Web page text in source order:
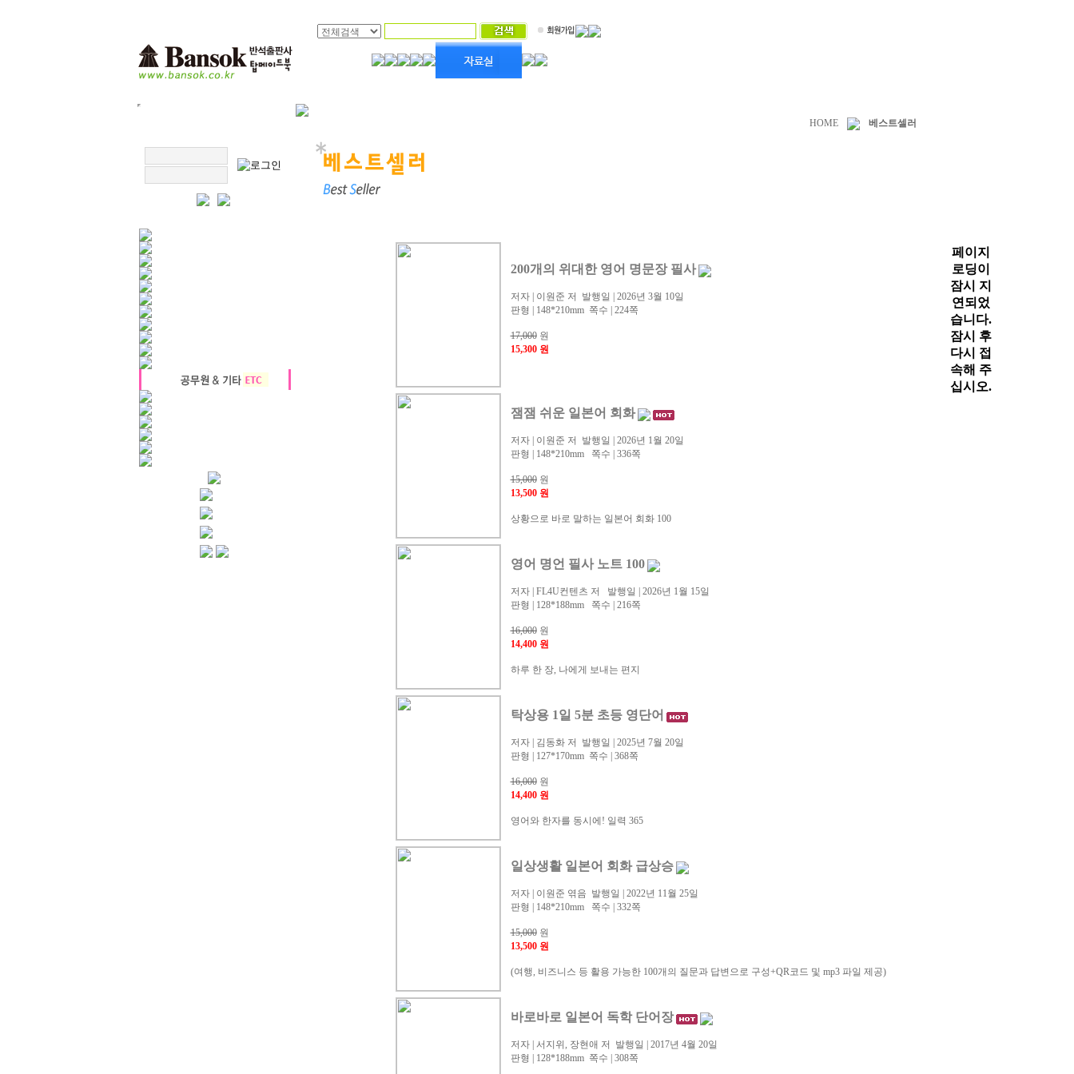
HOME 베스트셀러
200개의 위대한 영어 명문장 필사
저자 | 이원준 저 발행일 | 2026년 3월 10일
판형 | 148*210mm 쪽수 | 224쪽
17,000원
15,300 원
잼잼 쉬운 일본어 회화
저자 | 이원준 저 발행일 | 2026년 1월 20일
판형 | 148*210mm 쪽수 | 336쪽
15,000원
13,500 원
상황으로 바로 말하는 일본어 회화 100
영어 명언 필사 노트 100
저자 | FL4U컨텐츠 저 발행일 | 2026년 1월 15일
판형 | 128*188mm 쪽수 | 216쪽
16,000원
14,400 원
하루 한 장, 나에게 보내는 편지
탁상용 1일 5분 초등 영단어
저자 | 김동화 저 발행일 | 2025년 7월 20일
판형 | 127*170mm 쪽수 | 368쪽
16,000원
14,400 원
영어와 한자를 동시에! 일력 365
일상생활 일본어 회화 급상승
저자 | 이원준 엮음 발행일 | 2022년 11월 25일
판형 | 148*210mm 쪽수 | 332쪽
15,000원
13,500 원
(여행, 비즈니스 등 활용 가능한 100개의 질문과 답변으로 구성+QR코드 및 mp3 파일 제공)
바로바로 일본어 독학 단어장
저자 | 서지위, 장현애 저 발행일 | 2017년 4월 20일
판형 | 128*188mm 쪽수 | 308쪽